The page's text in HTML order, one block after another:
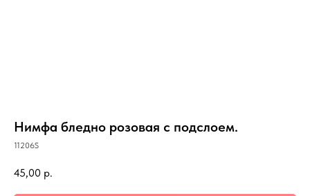
Нимфа бледно розовая с подслоем.
11206S
45,00 р.